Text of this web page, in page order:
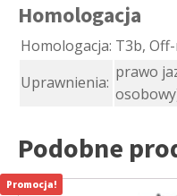
Homologacja
Homologacja: T3b,
Uprawnienia:
prawo
Podobne
Promocja!